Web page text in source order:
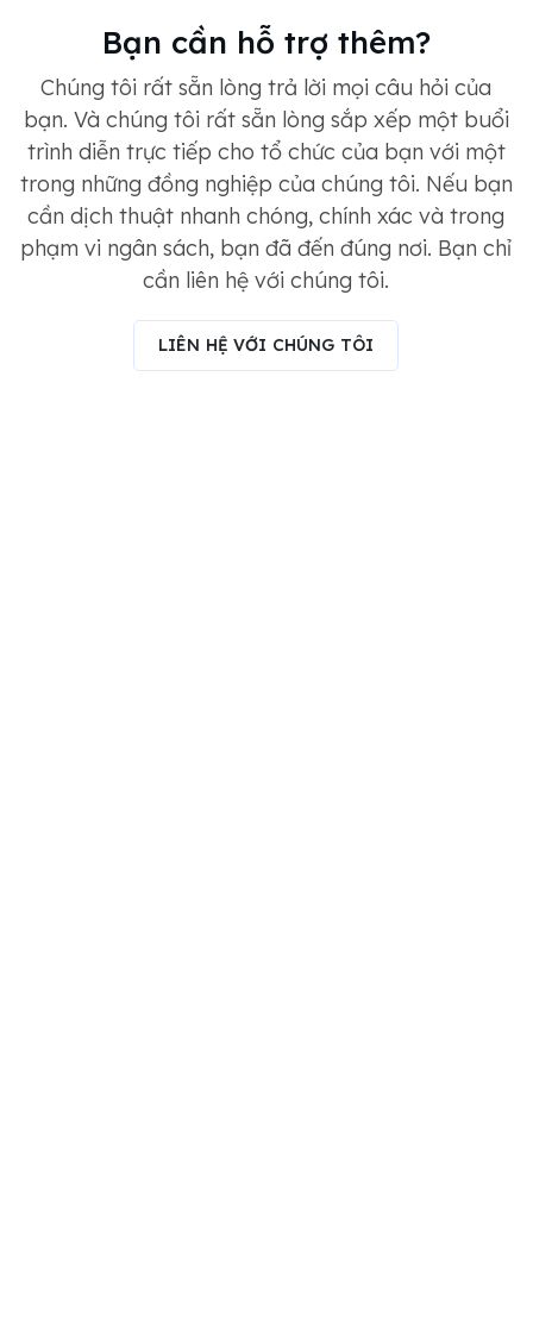
Bạn cần hỗ trợ thêm?
Chúng tôi rất sẵn lòng trả lời mọi câu hỏi của
bạn. Và chúng tôi rất sẵn lòng sắp xếp một buổi
trình diễn trực tiếp cho tổ chức của bạn với một
trong những đồng nghiệp của chúng tôi. Nếu bạn
cần dịch thuật nhanh chóng, chính xác và trong
phạm vi ngân sách, bạn đã đến đúng nơi. Bạn chỉ
cần liên hệ với chúng tôi.
LIÊN HỆ VỚI CHÚNG TÔI